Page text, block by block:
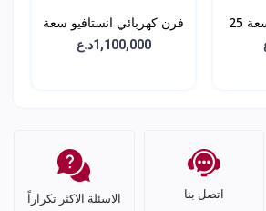
مايكرويف مدمج سعة 25
فرن كهربائي انستافيو سعة
76 لتر - بلت ان -
1,100,000د.ع
اتصل بنا الاسئلة الاكثر تكراراً